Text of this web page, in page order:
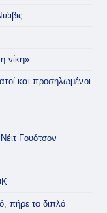
νίκη»
και προσηλωμένοι
Γουότσον
πήρε το διπλό